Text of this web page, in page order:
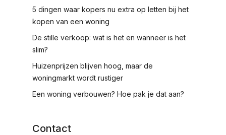
5 dingen waar kopers nu extra op letten bij het
kopen van een woning
De stille verkoop: wat is het en wanneer is het
slim?
Huizenprijzen blijven hoog, maar de
woningmarkt wordt rustiger
Een woning verbouwen? Hoe pak je dat aan?
Contact